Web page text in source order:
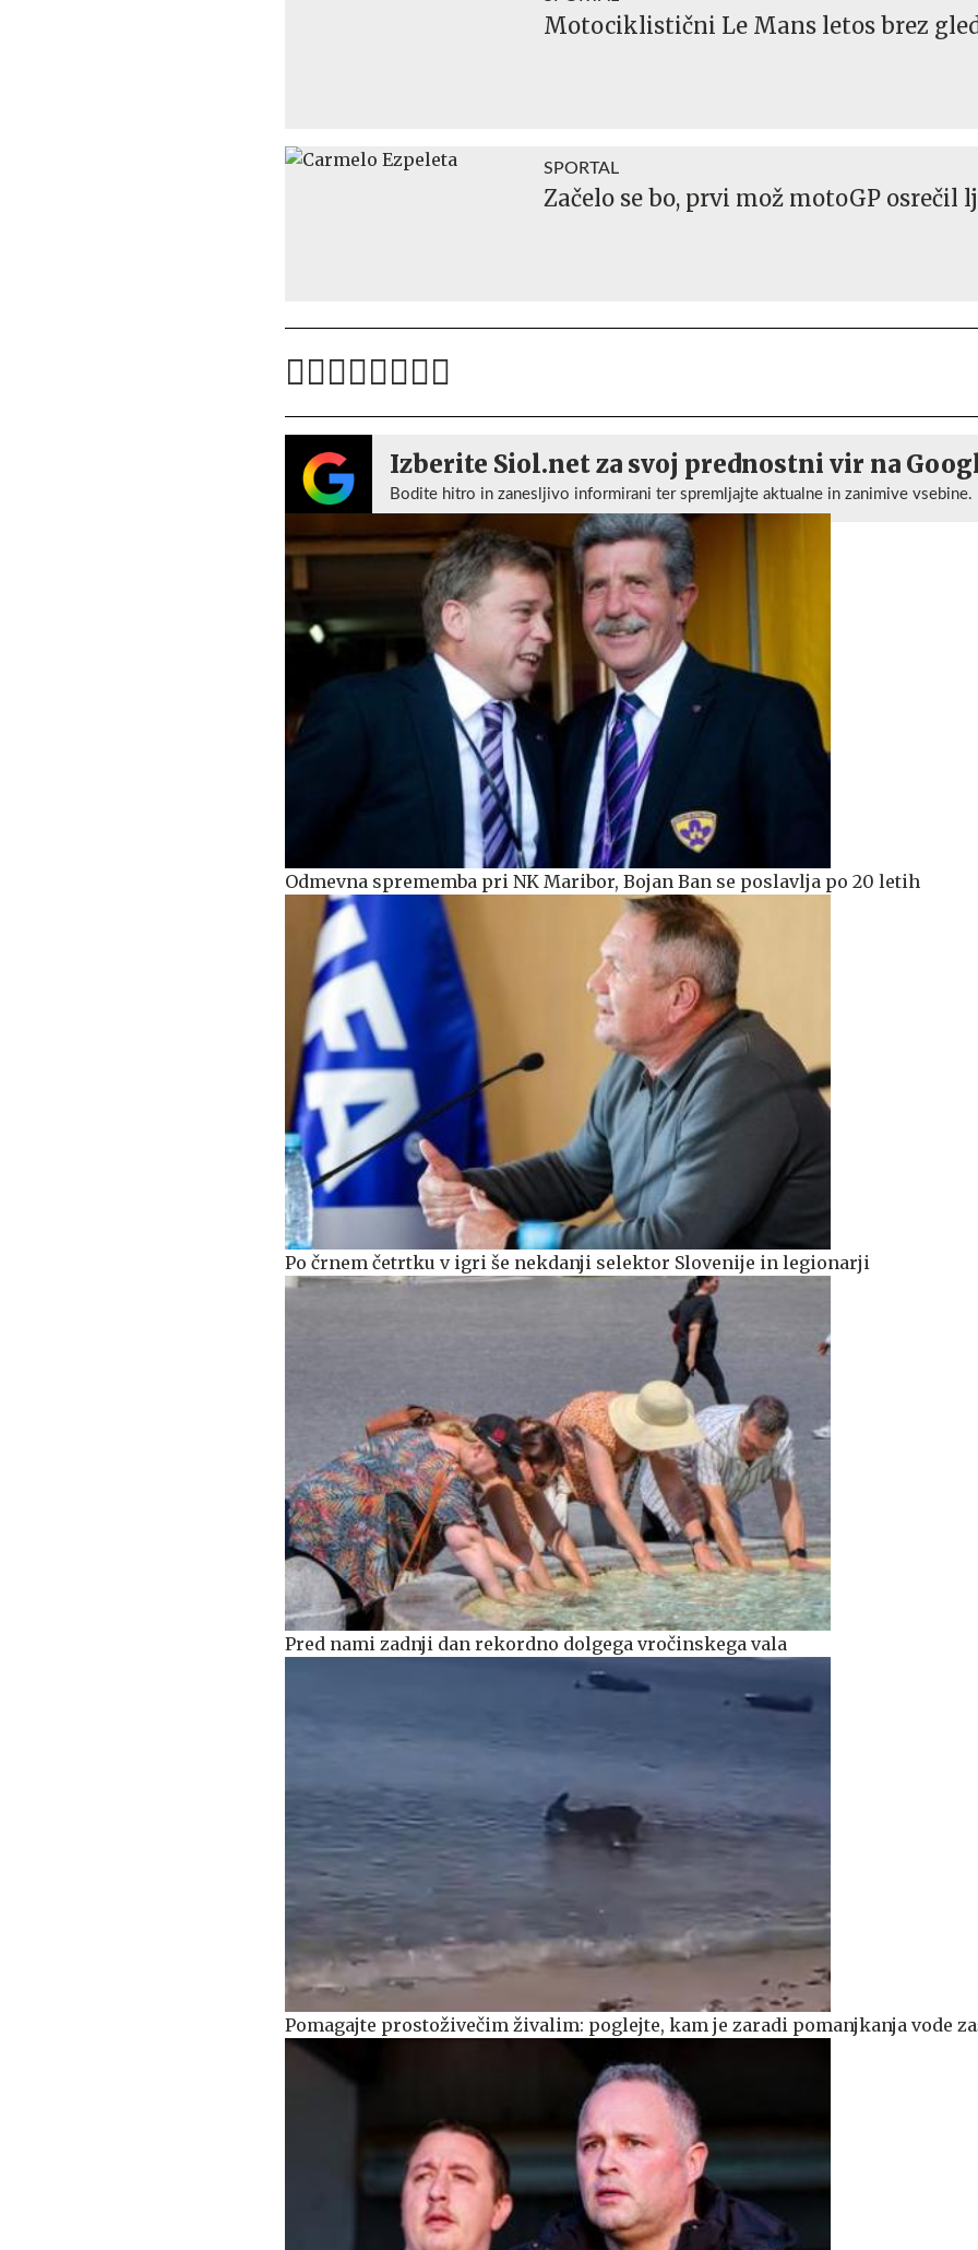
Motociklistični Le Mans letos brez
SPORTAL
Začelo se bo, prvi mož motoGP osrečil
Izberite Siol.net za svoj prednostni vir na
Bodite hitro in zanesljivo informirani ter spremljajte aktualne in zanimive vsebine.
Odmevna sprememba pri NK Maribor, Bojan Ban se poslavlja po 20 letih
Po črnem četrtku v igri še nekdanji selektor Slovenije in legionarji
Pred nami zadnji dan rekordno dolgega vročinskega vala
Pomagajte prostoživečim živalim: poglejte, kam je zaradi pomanjkanja vode